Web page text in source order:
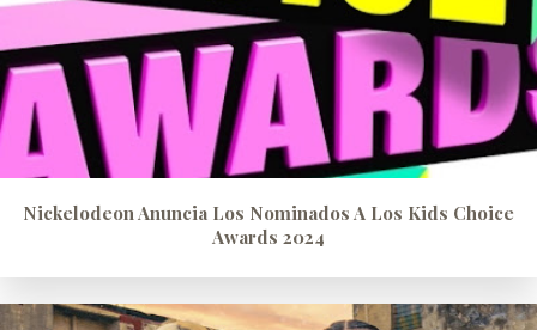
Nickelodeon Anuncia Los Nominados A Los Kids Choice
Awards 2024